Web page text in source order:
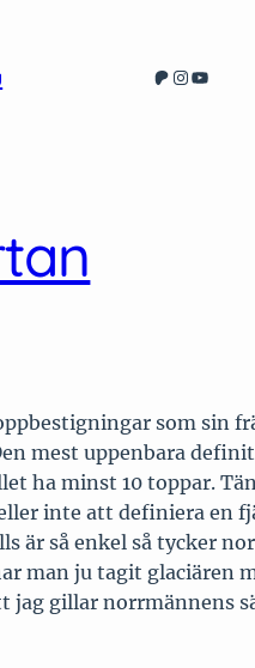
Patreon
Instagram
YouTube
som sin
mest uppenbara
ha minst 10 toppar.
inte att definiera en
är så enkel så tycker
man ju tagit glaciären
jag gillar norrmännens